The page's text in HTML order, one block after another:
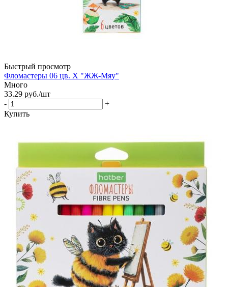
Быстрый просмотр
Фломастеры 06 цв. Х "ЖЖ-Мяу"
Много
33.29 руб./шт
-
+
Купить